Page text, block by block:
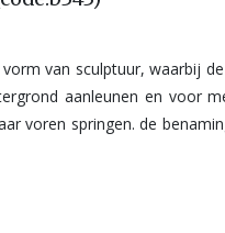
aanleunen en voor
voren springen. de